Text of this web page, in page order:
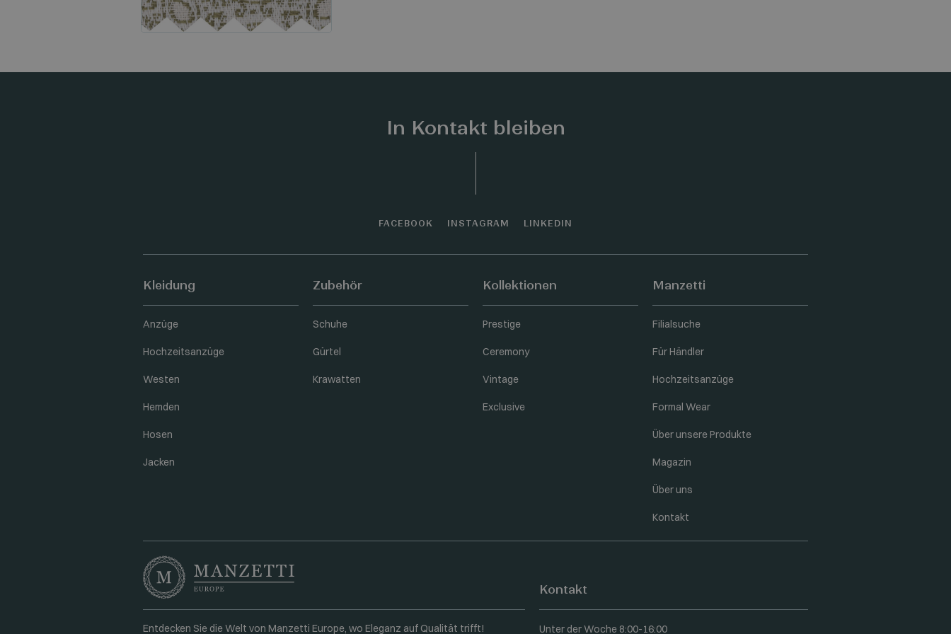
In Kontakt bleiben
FACEBOOK INSTAGRAM LINKEDIN
Kleidung
Anzüge
Hochzeitsanzüge
Westen
Hemden
Hosen
Jacken
Zubehör
Schuhe
Gürtel
Krawatten
Kollektionen
Prestige
Ceremony
Vintage
Exclusive
Manzetti
Filialsuche
Für Händler
Hochzeitsanzüge
Formal Wear
Über unsere Produkte
Magazin
Über uns
Kontakt
Entdecken Sie die Welt von Manzetti Europe, wo Eleganz auf Qualität trifft!
Kontakt
Unter der Woche 8:00-16:00